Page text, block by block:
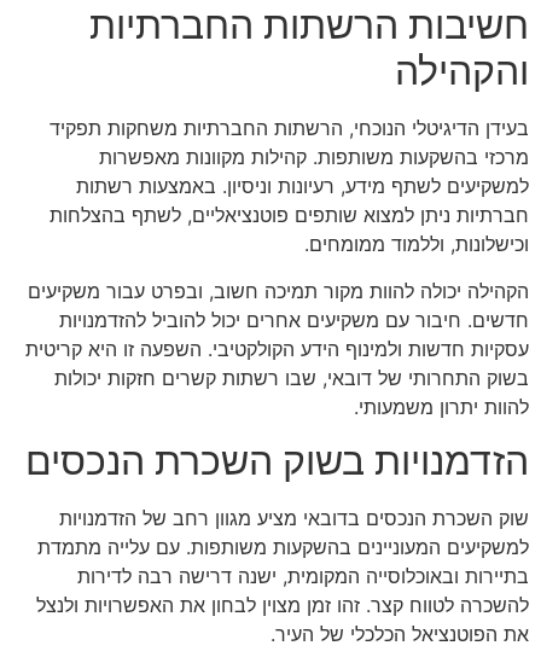
חשיבות הרשתות החברתיות
והקהילה
בעידן הדיגיטלי הנוכחי, הרשתות החברתיות משחקות תפקיד
מרכזי בהשקעות משותפות. קהילות מקוונות מאפשרות
למשקיעים לשתף מידע, רעיונות וניסיון. באמצעות רשתות
חברתיות ניתן למצוא שותפים פוטנציאליים, לשתף בהצלחות
וכישלונות, וללמוד ממומחים.
הקהילה יכולה להוות מקור תמיכה חשוב, ובפרט עבור משקיעים
חדשים. חיבור עם משקיעים אחרים יכול להוביל להזדמנויות
עסקיות חדשות ולמינוף הידע הקולקטיבי. השפעה זו היא קריטית
בשוק התחרותי של דובאי, שבו רשתות קשרים חזקות יכולות
להוות יתרון משמעותי.
הזדמנויות בשוק השכרת הנכסים
שוק השכרת הנכסים בדובאי מציע מגוון רחב של הזדמנויות
למשקיעים המעוניינים בהשקעות משותפות. עם עלייה מתמדת
בתיירות ובאוכלוסייה המקומית, ישנה דרישה רבה לדירות
להשכרה לטווח קצר. זהו זמן מצוין לבחון את האפשרויות ולנצל
את הפוטנציאל הכלכלי של העיר.